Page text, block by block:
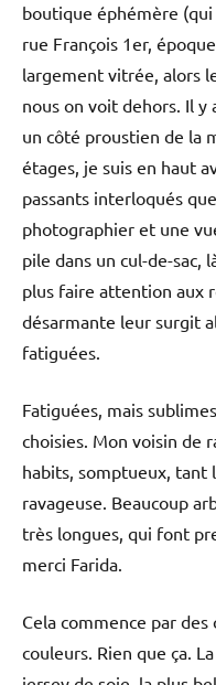
boutique éphémère (qui
rue François 1er,
largement vitrée, alors
nous on voit dehors. Il y
un côté proustien de la
étages, je suis en haut
passants interloqués
photographier et une
pile dans un cul-de-sac,
plus faire attention aux
désarmante leur surgit
fatiguées.
Fatiguées, mais
choisies. Mon voisin de
habits, somptueux, tant
ravageuse. Beaucoup
très longues, qui font
merci Farida.
Cela commence par
couleurs. Rien que ça.